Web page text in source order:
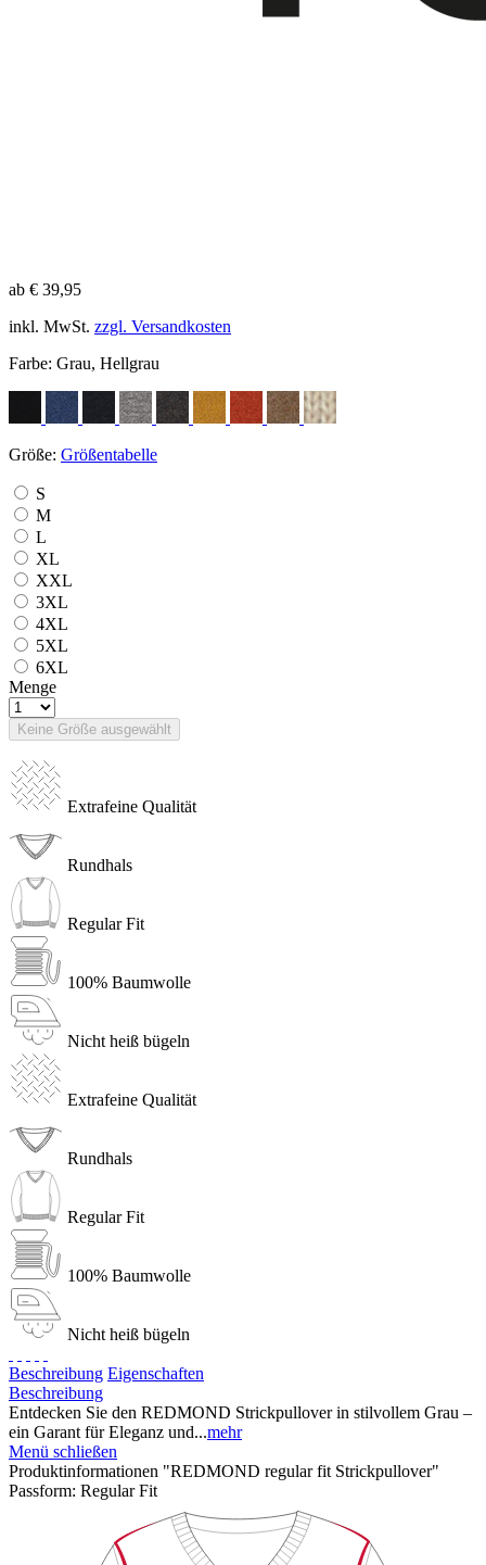
ab € 39,95
inkl. MwSt. zzgl. Versandkosten
Farbe: Grau, Hellgrau
Größe: Größentabelle
S
M
L
XL
XXL
3XL
4XL
5XL
6XL
Menge
Keine Größe ausgewählt
Extrafeine Qualität
Rundhals
Regular Fit
100% Baumwolle
Nicht heiß bügeln
Extrafeine Qualität
Rundhals
Regular Fit
100% Baumwolle
Nicht heiß bügeln
Beschreibung Eigenschaften
Beschreibung
Entdecken Sie den REDMOND Strickpullover in stilvollem Grau –
ein Garant für Eleganz und...mehr
Menü schließen
Produktinformationen "REDMOND regular fit Strickpullover"
Passform: Regular Fit